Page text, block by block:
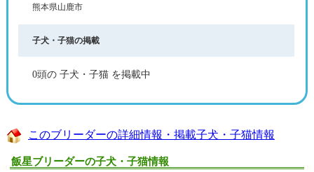
熊本県山鹿市
子犬・子猫の掲載
0頭の 子犬・子猫 を掲載中
このブリーダーの詳細情報・掲載子犬・子猫情報
飯星ブリーダーの子犬・子猫情報